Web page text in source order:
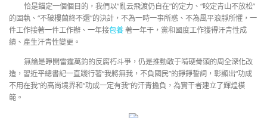
恰是錨定一個個目的，我們以“亂云飛渡仍自在”的定力、“咬定青山不放松”
的固執、“不破樓蘭終不還”的決計，不為一時一事所惑、不為風平浪靜所懼，一
件工作接著一件工作辦、一年接包養著一年干，黨和國度工作獲得汗青性成
績、產生汗青性變更。
無論是睜開雷霆萬鈞的反腐朽斗爭，仍是推動敢于啃硬骨頭的周全深化改
造，習近平總書記一直踐行著“我將無我，不負國民”的錚錚誓詞，彰顯出“功成
不用在我”的高尚境界和“功成一定有我”的汗青擔負，為實干者建立了輝煌模
範。